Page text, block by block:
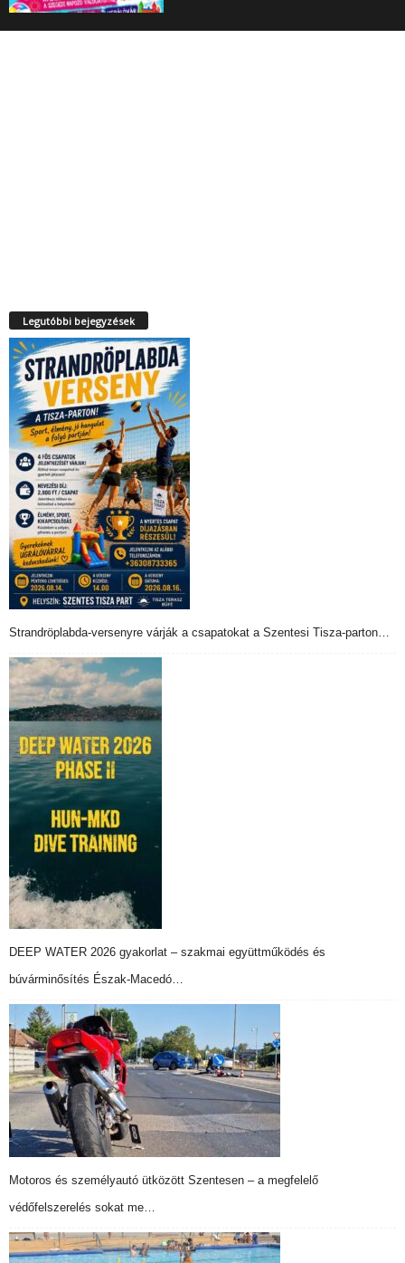
Legutóbbi bejegyzések
Strandröplabda-versenyre várják a csapatokat a Szentesi Tisza-parton…
DEEP WATER 2026 gyakorlat – szakmai együttműködés és
búvárminősítés Észak-Macedó…
Motoros és személyautó ütközött Szentesen – a megfelelő
védőfelszerelés sokat me…